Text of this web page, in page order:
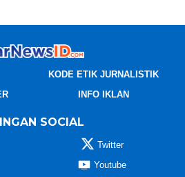
KODE ETIK JURNALISTIK
INFO IKLAN
SOCIAL
Twitter
Youtube